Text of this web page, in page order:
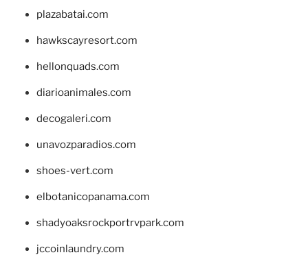
plazabatai.com
hawkscayresort.com
hellonquads.com
diarioanimales.com
decogaleri.com
unavozparadios.com
shoes-vert.com
elbotanicopanama.com
shadyoaksrockportrvpark.com
jccoinlaundry.com